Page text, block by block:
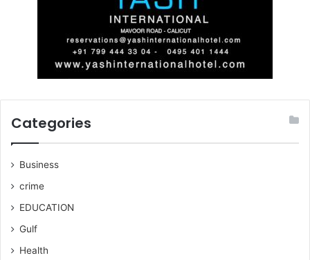
Categories
Business
crime
EDUCATION
Gulf
Health